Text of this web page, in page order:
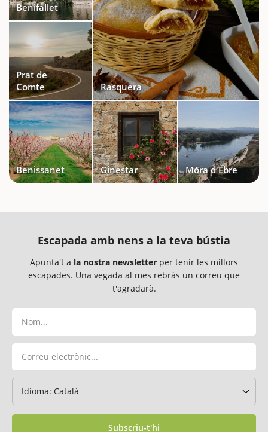
Benifallet
Prat de
Comte
Rasquera
Benissanet Ginestar Móra d'Ebre
Escapada amb nens a la teva bústia
Apunta't a la nostra newsletter per tenir les millors
escapades. Una vegada al mes rebràs un correu que
t'agradarà.
Subscriu-t'hi